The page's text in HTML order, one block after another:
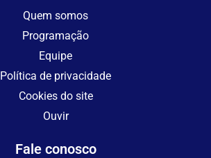
Quem somos
Programação
Equipe
Política de privacidade
Cookies do site
Ouvir
Fale conosco